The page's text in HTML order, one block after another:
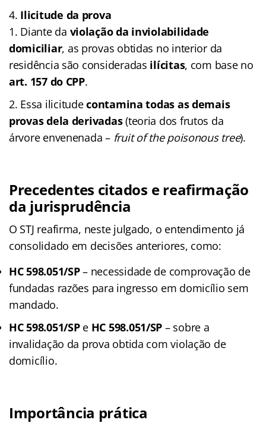
Ilicitude da prova
Diante da violação da inviolabilidade
domiciliar, as provas obtidas no interior da
residência são consideradas ilícitas, com base no
art. 157 do CPP.
Essa ilicitudecontamina todas as demais
provas dela derivadas(teoria dos frutos da
árvore envenenada – fruit of the poisonous tree).
Precedentes citados e reafirmação
da jurisprudência
O STJ reafirma, neste julgado, o entendimento já
consolidado em decisões anteriores, como:
HC 598.051/SP– necessidade de comprovação de
fundadas razões para ingresso em domicílio sem
mandado.
HC 598.051/SPe HC 598.051/SP – sobre a
invalidação da prova obtida com violação de
domicílio.
Importância prática